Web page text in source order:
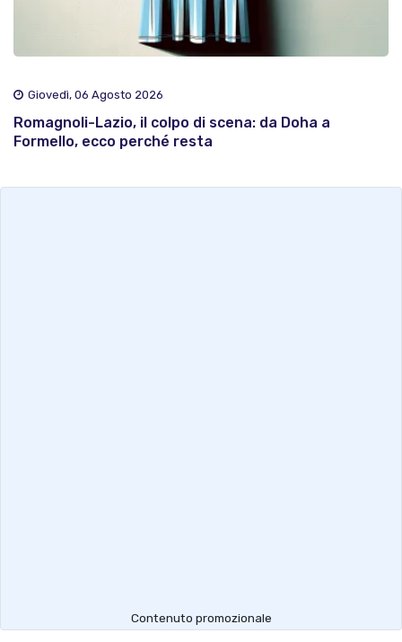
Giovedì, 06 Agosto 2026
Romagnoli-Lazio, il colpo di scena: da Doha a
Formello, ecco perché resta
Contenuto promozionale